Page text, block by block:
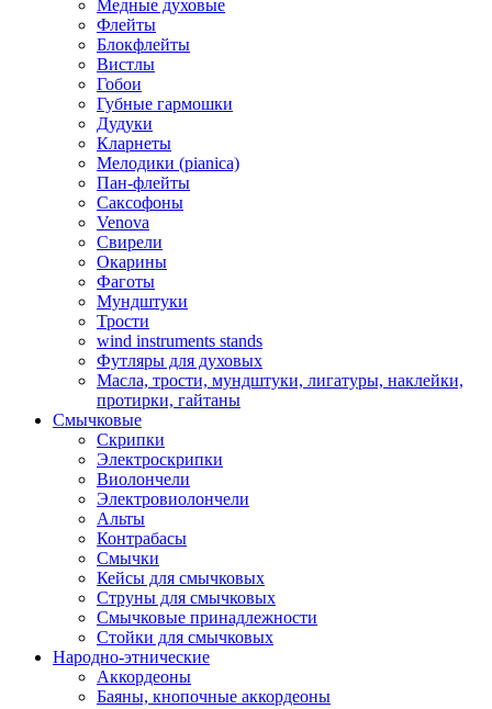
Медные духовые
Флейты
Блокфлейты
Вистлы
Гобои
Губные гармошки
Дудуки
Кларнеты
Мелодики (pianica)
Пан-флейты
Саксофоны
Venova
Свирели
Окарины
Фаготы
Мундштуки
Трости
wind instruments stands
Футляры для духовых
Масла, трости, мундштуки, лигатуры, наклейки,
протирки, гайтаны
Смычковые
Скрипки
Электроскрипки
Виолончели
Электровиолончели
Альты
Контрабасы
Смычки
Кейсы для смычковых
Струны для смычковых
Смычковые принадлежности
Стойки для смычковых
Народно-этнические
Аккордеоны
Баяны, кнопочные аккордеоны